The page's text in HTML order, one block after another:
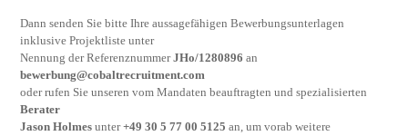
Dann senden Sie bitte Ihre aussagefähigen Bewerbungsunterlagen
inklusive Projektliste unter
Nennung der ReferenznummerJHo/1280896 an
bewerbung@cobaltrecruitment.com
oder rufen Sie unseren vom Mandaten beauftragten und spezialisierten
Berater
Jason Holmes unter+49 30 5 77 00 5125 an, um vorab weitere